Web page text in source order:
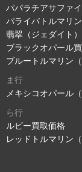
パパラチアサファ
パライバトルマリ
翡翠（ジェダイト
ブラックオパール
ブルートルマリン
ま行
メキシコオパール
ら行
ルビー買取価格
レッドトルマリン